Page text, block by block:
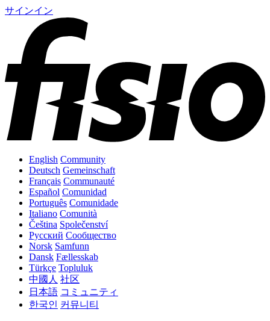
サインイン
English Community
Deutsch Gemeinschaft
Français Communauté
Español Comunidad
Português Comunidade
Italiano Comunità
Čeština Společenství
Русский Сообщество
Norsk Samfunn
Dansk Fællesskab
Türkçe Topluluk
中國人 社区
日本語 コミュニティ
한국인 커뮤니티